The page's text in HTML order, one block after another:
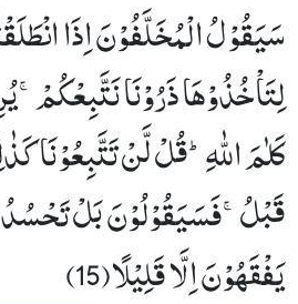
سَیَقُوْلُ الْمُخَلَّفُوْنَ اِذَا
لِتَاْخُذُوْهَا ذَرُوْنَا نَتَّبِعْكُمْۚ-
كَلٰمَ اللّٰهِؕ-قُلْ لَّنْ تَتَّبِعُوْنَا
قَبْلُۚ-فَسَیَقُوْلُوْنَ بَلْ
یَفْقَهُوْنَ اِلَّا قَلِیْلًا(15)